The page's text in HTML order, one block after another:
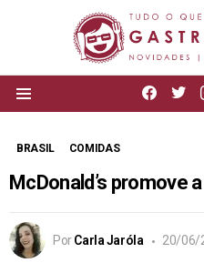
facebook
BRASIL COMIDAS
McDonald’s promove
Por Carla Jaróla 20/06/